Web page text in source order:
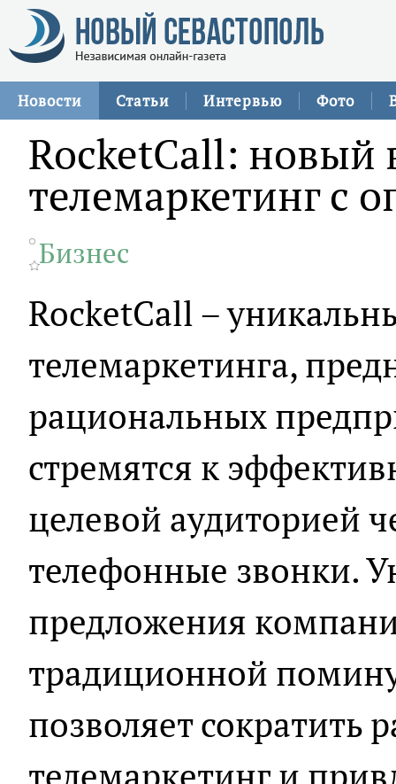
Новости Статьи Интервью Фото
RocketCall: новый
телемаркетинг с
Бизнес
RocketCall –
телемаркетинга,
рациональных
стремятся к
целевой аудиторией
телефонные звонки.
предложения
традиционной
позволяет сократить